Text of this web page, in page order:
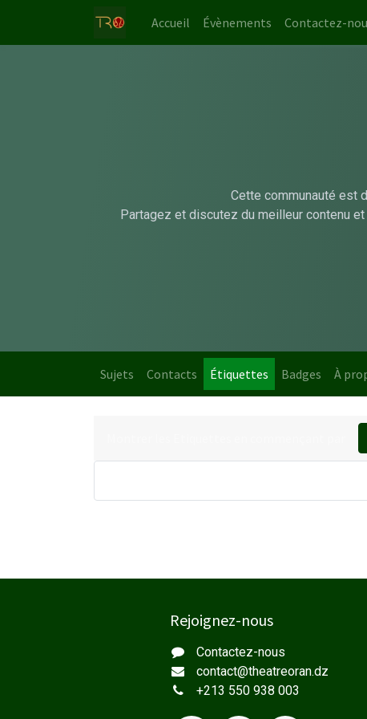
Accueil Évènements Contactez-
Cette communauté est
Partagez et discutez du meilleur contenu
Sujets Contacts Étiquettes Badges À
Rejoignez-nous
Contactez-nous
contact@theatreoran.dz
+213 550 938 003